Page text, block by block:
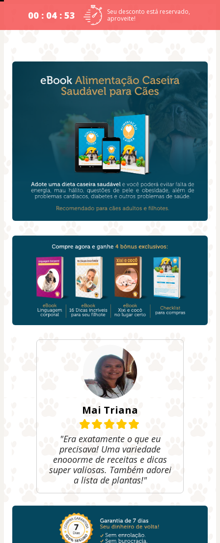
00 : 04 : 53
Seu desconto está reservado,
aproveite!
Mai Triana
"Era exatamente o que eu
precisava! Uma variedade
enooorme de receitas e dicas
super valiosas. Também adorei
a lista de plantas!"